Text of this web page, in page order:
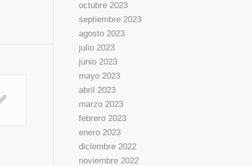
octubre 2023
septiembre 2023
agosto 2023
julio 2023
junio 2023
mayo 2023
abril 2023
marzo 2023
febrero 2023
enero 2023
diciembre 2022
noviembre 2022